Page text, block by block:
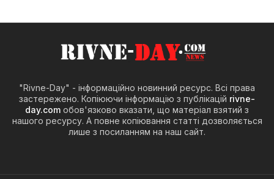
"Rivne-Day" - інформаційно новинний ресурс. Всі права
застережено. Копіюючи інформацію з публікацій rivne-
day.com обов'язково вказати, що матеріал взятий з
нашого ресурсу. А повне копіювання статті дозволяється
лише з посиланням на наш сайт.